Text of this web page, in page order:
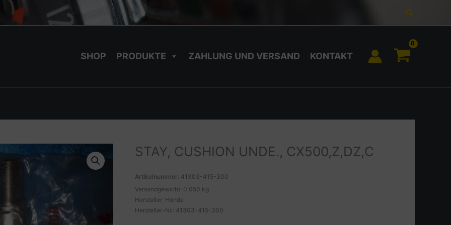
Suchen
SHOP PRODUKTE ZAHLUNG UND VERSAND KONTAKT
STAY, CUSHION UNDE., CX500,Z,DZ,C
Artikelnummer: 41303-415-300
Versandgewicht: 0.050 kg
Hersteller: Honda
Hersteller-Nr.: 41303-415-300